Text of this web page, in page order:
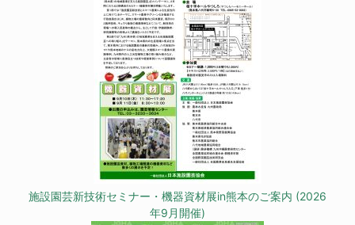
施設園芸新技術セミナー・機器資材展in熊本のご案内 (2026
年9月開催)